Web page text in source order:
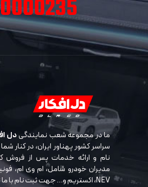
ما در مجموعه شعب نمایندگیدل
سراسر کشور پهناور ایران، در کنار
نام و ارائه خدمات پس از فروش
مدیران خودرو شامل، ام وی ام،
NEV، اکستریم و… جهت ثبت نام با ما تماس بگیرید.